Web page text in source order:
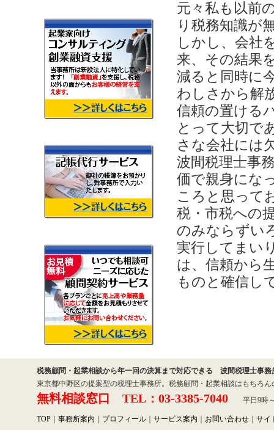
元々私も以前
り税務知識が
しかし、会社
来、その結果
減ると同時に
わしさから解
信頼の置ける
とって大切で
さな会社には
波間税理士事
価で親身にな
ころと思って
税・市税への
のみならずい
実行してまい
は、信頼から
ものと確信し
税務顧問・起業相談から年一回の決算まで対応できる 波間税理士事務
東京都中野区の提案型の税理士事務所。税務顧問・起業相談はもちろ
無料相談窓口 TEL：03-3385-7040 平日9時～
TOP 事務所案内 プロフィール サービス案内 お問い合わせ サイ